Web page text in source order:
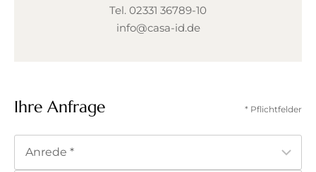
Ihre Anfrage * Pflichtfelder
Tel. 02331 36789-10
info@casa-id.de